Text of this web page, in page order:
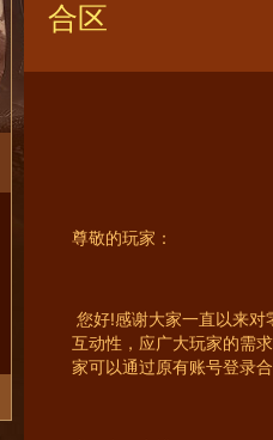
合区
尊敬的玩家：
您好!感谢大家一直以来
互动性，应广大玩家的需
家可以通过原有账号登录